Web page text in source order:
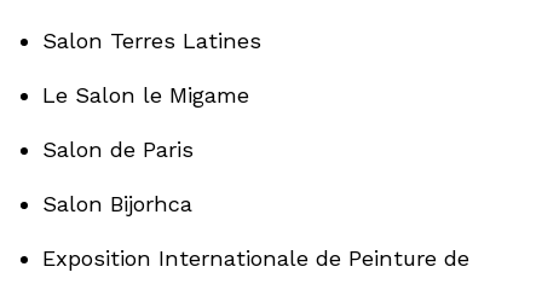
Salon Terres Latines
Le Salon le Migame
Salon de Paris
Salon Bijorhca
Exposition Internationale de Peinture de